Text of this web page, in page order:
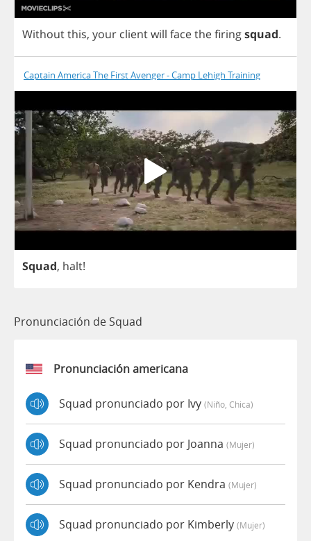
Withoutthis, your clientwill facethefiringsquad.
Captain America The First Avenger - Camp Lehigh Training
Squad, halt!
Pronunciación de Squad
Pronunciación americana
Squad pronunciado por Ivy (niño, Chica)
Squad pronunciado por Joanna (mujer)
Squad pronunciado por Kendra (mujer)
Squad pronunciado por Kimberly (mujer)